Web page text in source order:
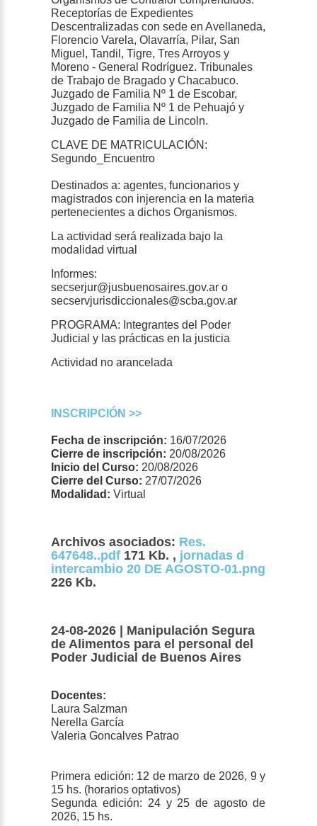
Receptorías de Expedientes
Descentralizadas con sede en Avellaneda,
Florencio Varela, Olavarría, Pilar, San
Miguel, Tandil, Tigre, Tres Arroyos y
Moreno - General Rodríguez. Tribunales
de Trabajo de Bragado y Chacabuco.
Juzgado de Familia Nº 1 de Escobar,
Juzgado de Familia Nº 1 de Pehuajó y
Juzgado de Familia de Lincoln.
CLAVE DE MATRICULACIÓN:
Segundo_Encuentro
Destinados a: agentes, funcionarios y
magistrados con injerencia en la materia
pertenecientes a dichos Organismos.
La actividad será realizada bajo la
modalidad virtual
Informes:
secserjur@jusbuenosaires.gov.ar o
secservjurisdiccionales@scba.gov.ar
PROGRAMA: Integrantes del Poder
Judicial y las prácticas en la justicia
Actividad no arancelada
INSCRIPCIÓN >>
Fecha de inscripción: 16/07/2026
Cierre de inscripción: 20/08/2026
Inicio del Curso: 20/08/2026
Cierre del Curso: 27/07/2026
Modalidad:Virtual
Archivos asociados: Res.
647648..pdf 171 Kb. , jornadas d
intercambio 20 DE AGOSTO-01.png
226 Kb.
24-08-2026 | Manipulación Segura
de Alimentos para el personal del
Poder Judicial de Buenos Aires
Docentes:
Laura Salzman
Nerella García
Valeria Goncalves Patrao
Primera edición: 12 de marzo de 2026, 9 y
15 hs. (horarios optativos)
Segunda edición: 24 y 25 de agosto de
2026, 15 hs.